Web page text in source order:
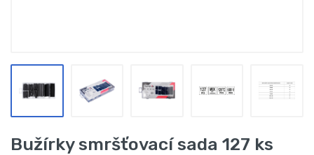
Bužírky smršťovací sada 127 ks